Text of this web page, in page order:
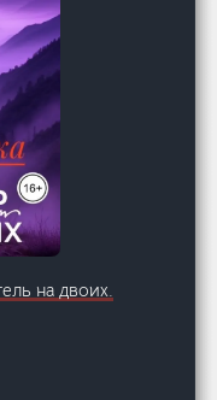
на двоих.